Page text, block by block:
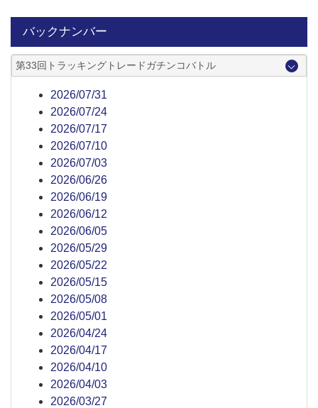
バックナンバー
第33回トラッキングトレードガチンコバトル
2026/07/31
2026/07/24
2026/07/17
2026/07/10
2026/07/03
2026/06/26
2026/06/19
2026/06/12
2026/06/05
2026/05/29
2026/05/22
2026/05/15
2026/05/08
2026/05/01
2026/04/24
2026/04/17
2026/04/10
2026/04/03
2026/03/27